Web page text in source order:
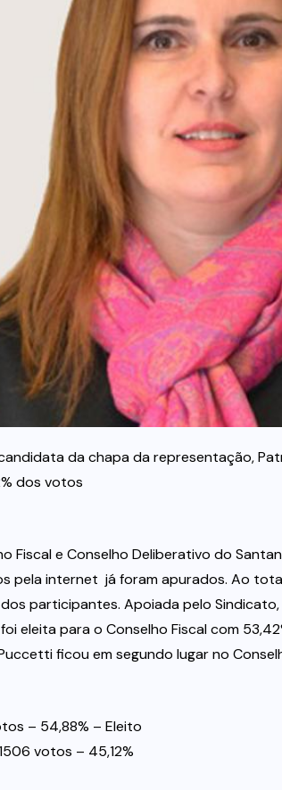
da chapa da representação,
dos votos
Fiscal e Conselho Deliberativo do
pela internet  já foram apurados. Ao
participantes. Apoiada pelo
eleita para o Conselho Fiscal com
ficou em segundo lugar no
– 54,88% – Eleito
votos – 45,12%